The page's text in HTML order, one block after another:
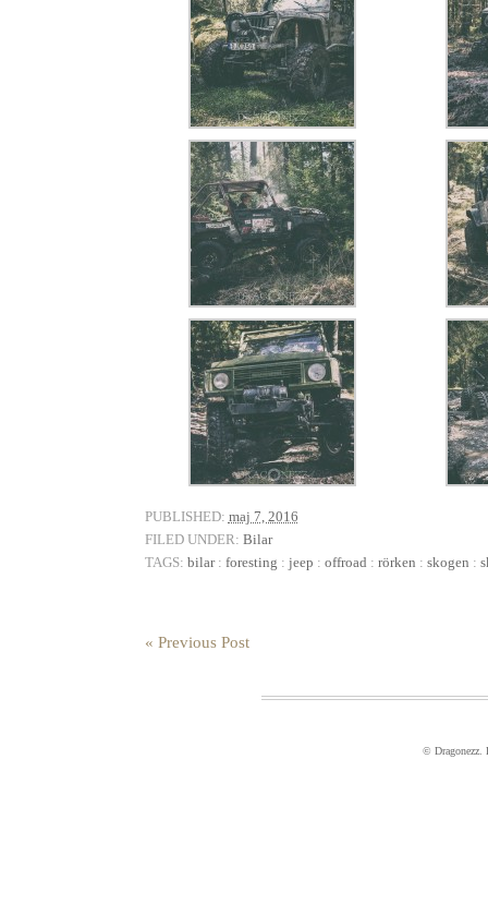
PUBLISHED: maj 7, 2016
FILED UNDER: Bilar
TAGS: bilar: foresting : jeep : offroad : rörken : skogen :
« Previous Post
© Dragonezz.